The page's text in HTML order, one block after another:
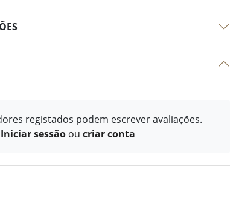
registados podem escrever avaliações.
Iniciar sessão ou criar conta